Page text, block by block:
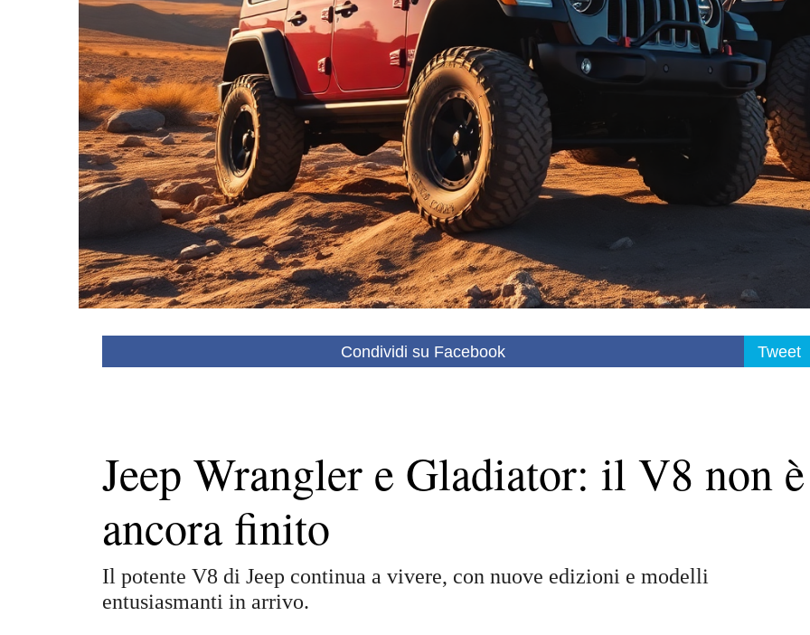
Condividi su Facebook Tweet
Jeep Wrangler e Gladiator: il V8 non è
ancora finito
Il potente V8 di Jeep continua a vivere, con nuove edizioni e modelli
entusiasmanti in arrivo.